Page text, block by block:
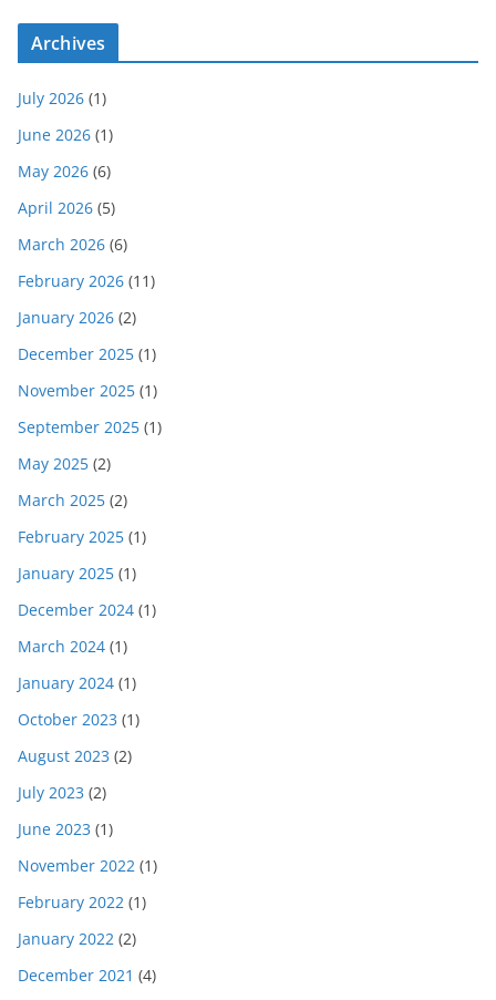
Archives
July 2026 (1)
June 2026 (1)
May 2026 (6)
April 2026 (5)
March 2026 (6)
February 2026 (11)
January 2026 (2)
December 2025 (1)
November 2025 (1)
September 2025 (1)
May 2025 (2)
March 2025 (2)
February 2025 (1)
January 2025 (1)
December 2024 (1)
March 2024 (1)
January 2024 (1)
October 2023 (1)
August 2023 (2)
July 2023 (2)
June 2023 (1)
November 2022 (1)
February 2022 (1)
January 2022 (2)
December 2021 (4)